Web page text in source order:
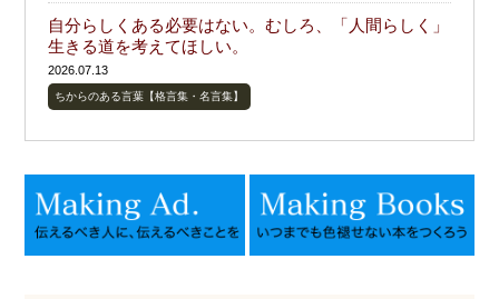
自分らしくある必要はない。むしろ、「人間らしく」
生きる道を考えてほしい。
2026.07.13
ちからのある言葉【格言集・名言集】